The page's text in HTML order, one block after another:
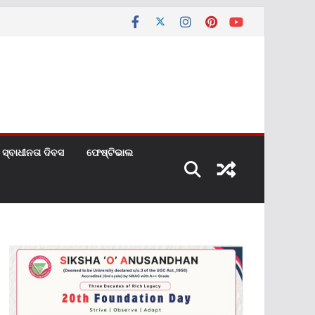
ସ୍ବାଧୀନତା ଦିବସ ଫେଷ୍ଟିଭାଲ